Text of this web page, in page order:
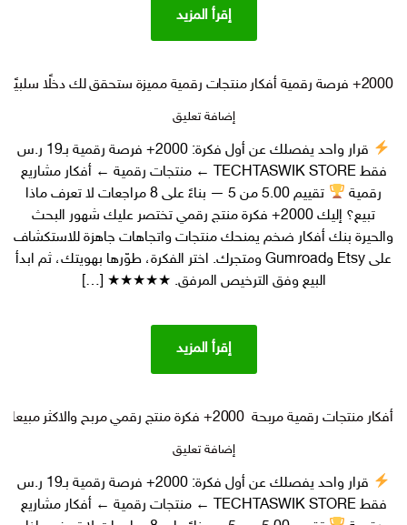
وزيادة
البيع
إقرأ المزيد
2000+ فرصة رقمية أفكار منتجات رقمية مميزة ستحقق لك دخلًا سلبيًا
إضافة تعليقعلى
فرصة
رقمية
أفكار
منتجات
رقمية
مميزة
ستحقق
لك
سلبيًا
قرار واحد يفصلك عن أول فكرة: 2000+ فرصة رقمية بـ19 ر.س
فقط TECHTASWIK STORE ← منتجات رقمية ← أفكار مشاريع
رقمية
تقييم 5.00 من 5 — بناءً على 8 مراجعات لا تعرف ماذا
تبيع؟ إليك 2000+ فكرة منتج رقمي تختصر عليك شهور البحث
والحيرة بنك أفكار ضخم يمنحك منتجات واتجاهات جاهزة للاستكشاف
على Etsy وGumroad ومتجرك. اختر الفكرة، طوّرها بهويتك، ثم ابدأ
البيع وفق الترخيص المرفق. ★★★★★ […]
إقرأ المزيد
أفكار منتجات رقمية مربحة 2000+ فكرة منتج رقمي مربح والاكثر مبيعا
إضافة تعليقعلى
منتجات
رقمية
قرار واحد يفصلك عن أول فكرة: 2000+ فرصة رقمية بـ19 ر.س
فقط TECHTASWIK STORE ← منتجات رقمية ← أفكار مشاريع